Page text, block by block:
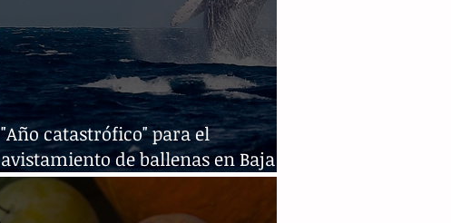
"Año catastrófico" para el
avistamiento de ballenas en Baja
California Sur